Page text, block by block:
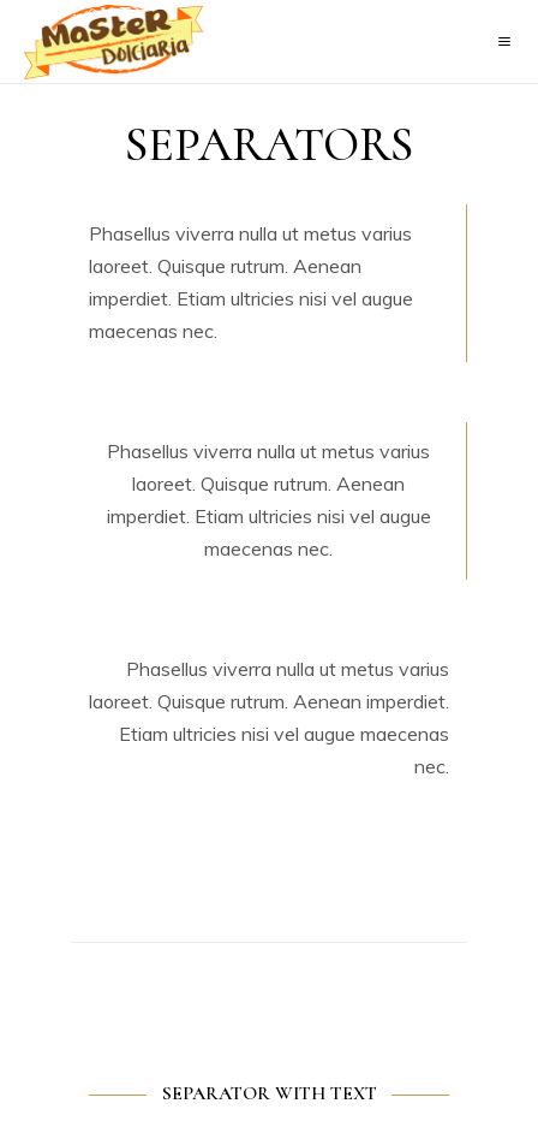
SEPARATORS
Phasellus viverra nulla ut metus varius
laoreet. Quisque rutrum. Aenean
imperdiet. Etiam ultricies nisi vel augue
maecenas nec.
Phasellus viverra nulla ut metus varius
laoreet. Quisque rutrum. Aenean
imperdiet. Etiam ultricies nisi vel augue
maecenas nec.
Phasellus viverra nulla ut metus varius
laoreet. Quisque rutrum. Aenean imperdiet.
Etiam ultricies nisi vel augue maecenas
nec.
SEPARATOR WITH TEXT